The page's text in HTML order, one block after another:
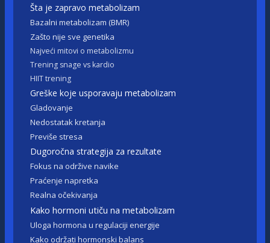
Šta je zapravo metabolizam
Bazalni metabolizam (BMR)
Zašto nije sve genetika
Najveći mitovi o metabolizmu
Trening snage vs kardio
HIIT trening
Greške koje usporavaju metabolizam
Gladovanje
Nedostatak kretanja
Previše stresa
Dugoročna strategija za rezultate
Fokus na održive navike
Praćenje napretka
Realna očekivanja
Kako hormoni utiču na metabolizam
Uloga hormona u regulaciji energije
Kako održati hormonski balans